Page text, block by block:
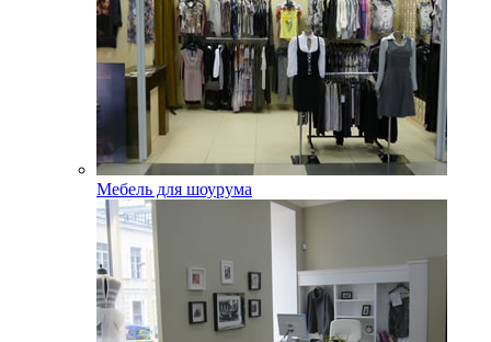
Мебель для шоурума